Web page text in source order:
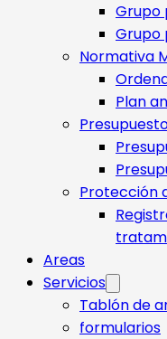
Grupo
Grupo
Normativa
Plan
Protección
Areas
Servicios
Tablón de
formularios